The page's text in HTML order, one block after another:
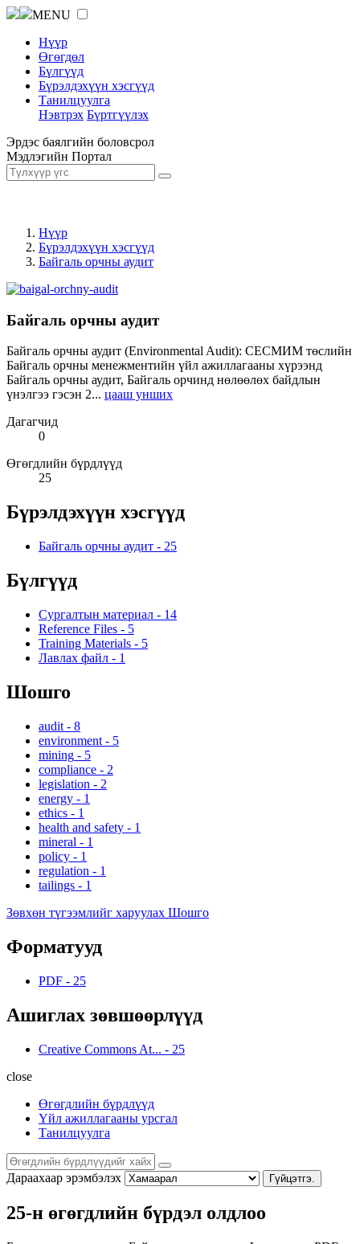
MENU
Нүүр
Өгөгдөл
Бүлгүүд
Бүрэлдэхүүн хэсгүүд
Танилцуулга
Нэвтрэх Бүртгүүлэх
Эрдэс баялгийн боловсрол
Мэдлэгийн Портал
Нүүр
Бүрэлдэхүүн хэсгүүд
Байгаль орчны аудит
Байгаль орчны аудит
Байгаль орчны аудит (Environmental Audit): СЕСМИМ төслийн
Байгаль орчны менежментийн үйл ажиллагааны хүрээнд
Байгаль орчны аудит, Байгаль орчинд нөлөөлөх байдлын
үнэлгээ гэсэн 2... цааш унших
Дагагчид
0
Өгөгдлийн бүрдлүүд
25
Бүрэлдэхүүн хэсгүүд
Байгаль орчны аудит - 25
Бүлгүүд
Сургалтын материал - 14
Reference Files - 5
Training Materials - 5
Лавлах файл - 1
Шошго
audit - 8
environment - 5
mining - 5
compliance - 2
legislation - 2
energy - 1
ethics - 1
health and safety - 1
mineral - 1
policy - 1
regulation - 1
tailings - 1
Зөвхөн түгээмлийг харуулах Шошго
Форматууд
PDF - 25
Ашиглах зөвшөөрлүүд
Creative Commons At... - 25
close
Өгөгдлийн бүрдлүүд
Үйл ажиллагааны урсгал
Танилцуулга
Дараахаар эрэмбэлэх Гүйцэтгэ.
25-н өгөгдлийн бүрдэл олдлоо